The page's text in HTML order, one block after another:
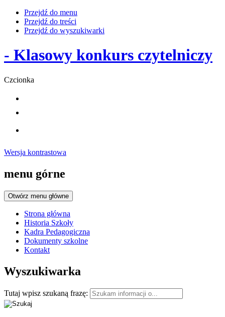
Przejdź do menu
Przejdź do treści
Przejdź do wyszukiwarki
- Klasowy konkurs czytelniczy
Czcionka
Wersja kontrastowa
menu górne
Otwórz menu główne
Strona główna
Historia Szkoły
Kadra Pedagogiczna
Dokumenty szkolne
Kontakt
Wyszukiwarka
Tutaj wpisz szukaną frazę: